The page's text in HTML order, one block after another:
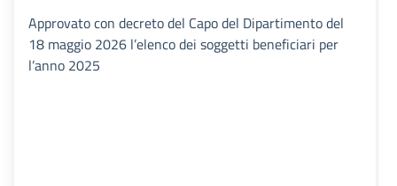
Approvato con decreto del Capo del Dipartimento del
18 maggio 2026 l’elenco dei soggetti beneficiari per
l’anno 2025